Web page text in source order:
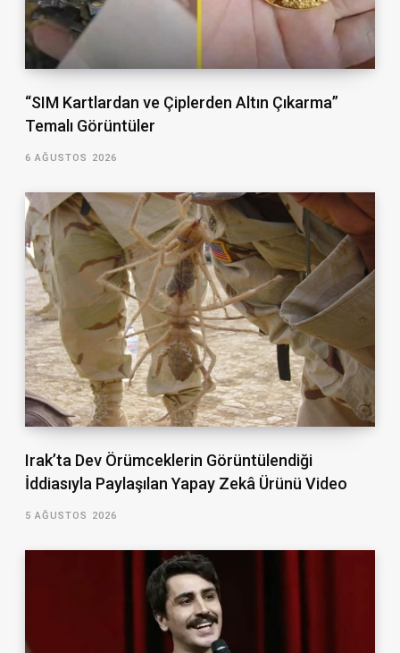
“SIM Kartlardan ve Çiplerden Altın Çıkarma”
Temalı Görüntüler
6 AĞUSTOS 2026
Irak’ta Dev Örümceklerin Görüntülendiği
İddiasıyla Paylaşılan Yapay Zekâ Ürünü Video
5 AĞUSTOS 2026